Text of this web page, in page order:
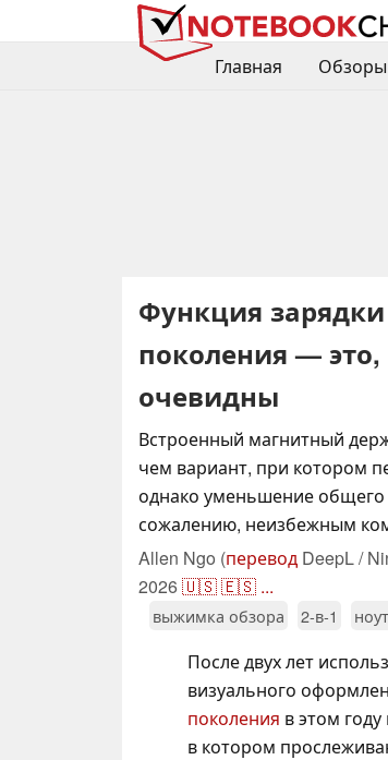
Главная
Обзоры
Функция зарядки
поколения —
очевидны
Встроенный магнитный
чем вариант, при котором
однако уменьшение общего
сожалению, неизбежным
Allen Ngo (перевод DeepL /
2026🇺🇸🇪🇸 ...
выжимка обзора 2-в-1
После двух лет
визуального
поколения в этом
в котором